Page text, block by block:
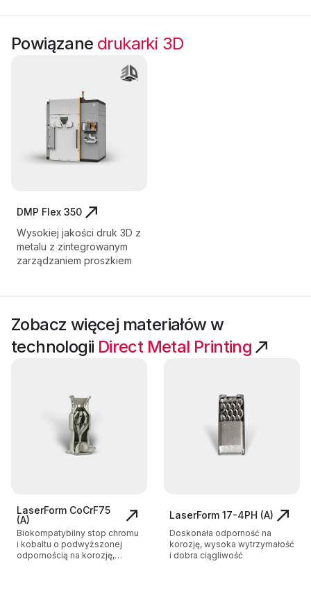
Powiązane drukarki 3D
DMP Flex 350
Wysokiej jakości druk 3D z
metalu z zintegrowanym
zarządzaniem proszkiem
Zobacz więcej materiałów w
technologii Direct Metal Printing
LaserForm CoCrF75
(A)
Biokompatybilny stop chromu
i kobaltu o podwyższonej
odpornością na korozję,
LaserForm 17-4PH (A)
Doskonała odporność na
korozję, wysoka wytrzymałość
i dobra ciągliwość